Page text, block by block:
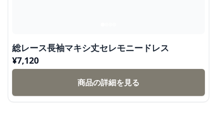
総レース長袖マキシ丈セレモニードレス
¥7,120
商品の詳細を見る